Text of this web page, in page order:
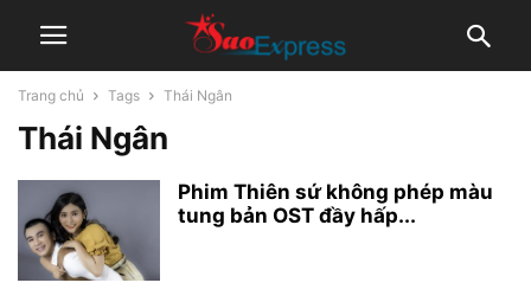
Trang chủ Tags Thái Ngân
Thái Ngân
Phim Thiên sứ không phép màu
tung bản OST đầy hấp...